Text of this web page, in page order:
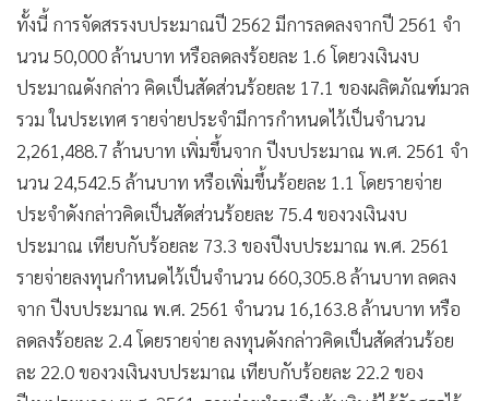
ทั้งนี้ การจัดสรรงบประมาณปี 2562 มีการลดลงจากปี 2561 จํา
นวน 50,000 ล้านบาท หรือลดลงร้อยละ 1.6 โดยวงเงินงบ
ประมาณดังกล่าว คิดเป็นสัดส่วนร้อยละ 17.1 ของผลิตภัณฑ์มวล
รวม ในประเทศ รายจ่ายประจำมีการกำหนดไว้เป็นจํานวน
2,261,488.7 ล้านบาท เพิ่มขึ้นจาก ปีงบประมาณ พ.ศ. 2561 จํา
นวน 24,542.5 ล้านบาท หรือเพิ่มขึ้นร้อยละ 1.1 โดยรายจ่าย
ประจำดังกล่าวคิดเป็นสัดส่วนร้อยละ 75.4 ของวงเงินงบ
ประมาณ เทียบกับร้อยละ 73.3 ของปีงบประมาณ พ.ศ. 2561
รายจ่ายลงทุนกำหนดไว้เป็นจํานวน 660,305.8 ล้านบาท ลดลง
จาก ปีงบประมาณ พ.ศ. 2561 จํานวน 16,163.8 ล้านบาท หรือ
ลดลงร้อยละ 2.4 โดยรายจ่าย ลงทุนดังกล่าวคิดเป็นสัดส่วนร้อย
ละ 22.0 ของวงเงินงบประมาณ เทียบกับร้อยละ 22.2 ของ